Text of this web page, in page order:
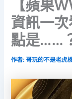
【蘋果
資訊一
點是……
作者:哥玩的不是老虎